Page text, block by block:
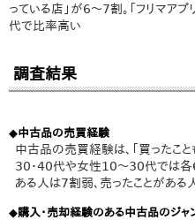
っている店」が6～7割。「フリマア
代で比率高い
調査結果
◆中古品の売買経験
中古品の売買経験は、「買ったこ
30・40代や女性10～30代では各6
ある人は7割弱、売ったことがある
◆購入・売却経験のある中古品のジャ